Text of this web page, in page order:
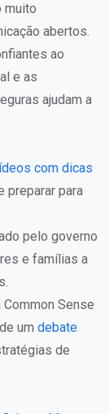
muito
abertos.
ao
e as
ajudam a
com dicas
preparar para
pelo governo
e famílias a
Sense
um debate
de